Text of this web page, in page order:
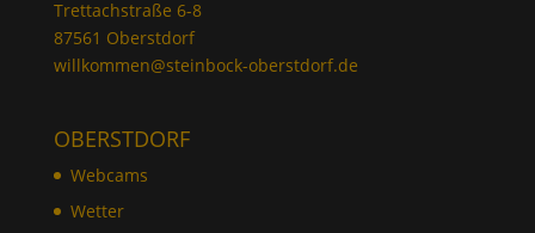
Trettachstraße 6-8
87561 Oberstdorf
willkommen@steinbock-oberstdorf.de
OBERSTDORF
Webcams
Wetter